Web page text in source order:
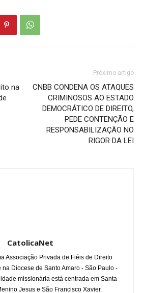
na
Próximo artigo
CNBB CONDENA OS ATAQUES
CRIMINOSOS AO ESTADO
DEMOCRÁTICO DE DIREITO,
PEDE CONTENÇÃO E
RESPONSABILIZAÇÃO NO
RIGOR DA LEI
CatolicaNet
Associação Privada de Fiéis de Direito
na Diocese de Santo Amaro - São Paulo -
missionária está centrada em Santa
Jesus e São Francisco Xavier.